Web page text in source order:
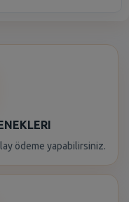
ödeme yapabilirsiniz.